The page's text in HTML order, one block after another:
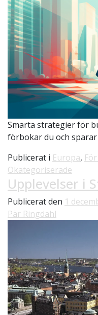
Smarta strategier för
förbokar du och sparar
Publicerat i Europa,
Okategoriserade
Upplevelser i
Publicerat den 1
Pär Ringdahl